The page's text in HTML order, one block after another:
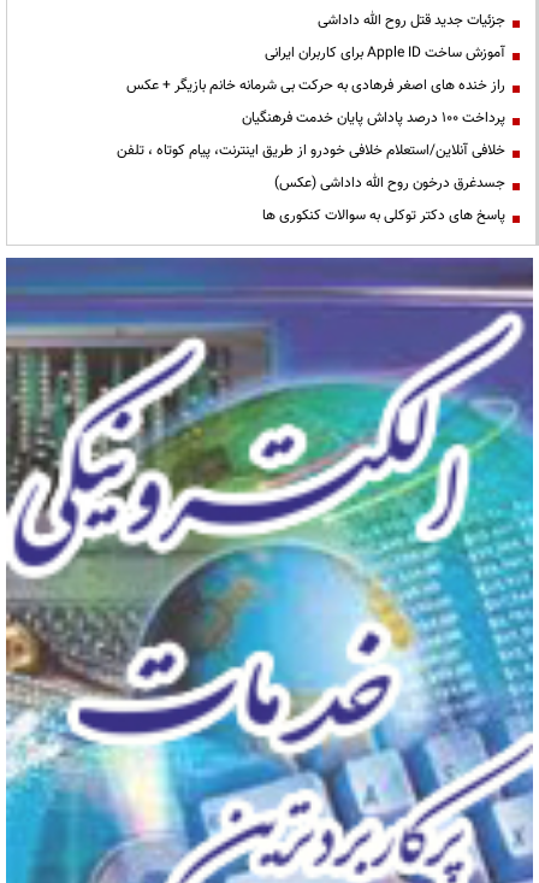
جزئیات جدید قتل روح الله داداشی
آموزش ساخت Apple ID برای کاربران ایرانی
راز خنده های اصغر فرهادی به حرکت بی شرمانه خانم بازیگر + عکس
پرداخت ۱۰۰ درصد پاداش پایان خدمت فرهنگیان
خلافی آنلاین/استعلام خلافی خودرو از طریق اینترنت، پیام کوتاه ، تلفن
جسدغرق درخون روح الله داداشی (عکس)
پاسخ های دکتر توکلی به سوالات کنکوری ها